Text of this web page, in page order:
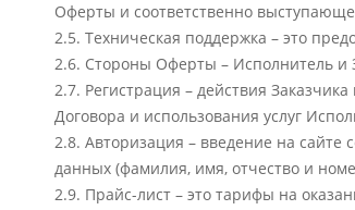
Оферты и соответственно
2.5. Техническая поддержка – это
2.6. Стороны Оферты – Исполнитель и
2.7. Регистрация – действия
Договора и использования услуг
2.8. Авторизация – введение на сайте
данных (фамилия, имя, отчество и
2.9. Прайс-лист – это тарифы на